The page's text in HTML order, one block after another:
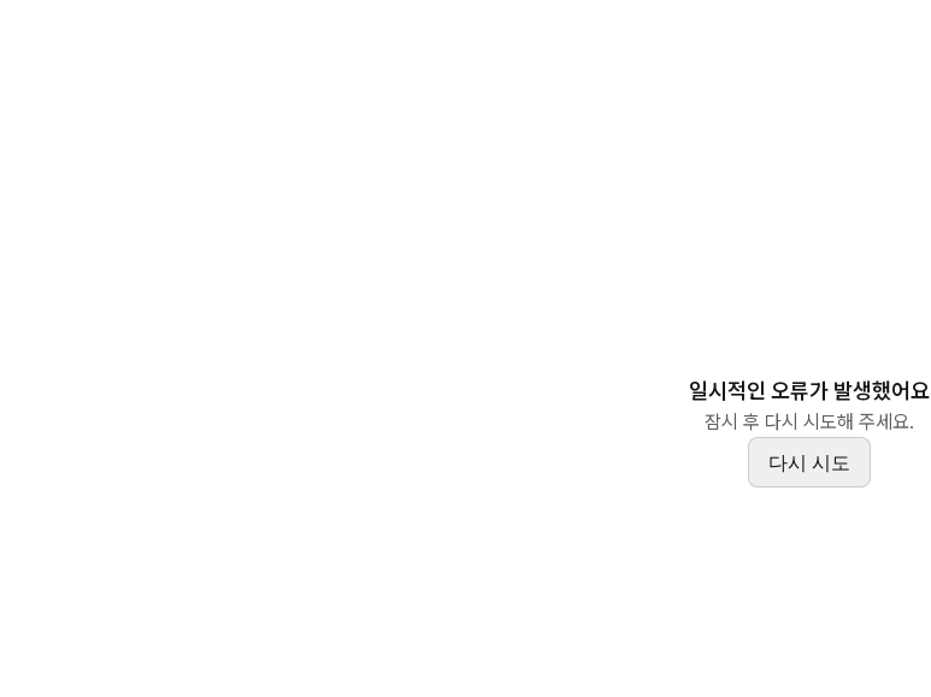
일시적인 오류가 발생했어요
잠시 후 다시 시도해 주세요.
다시 시도